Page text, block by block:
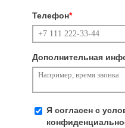
Телефон*
Дополнительная
Я согласен с